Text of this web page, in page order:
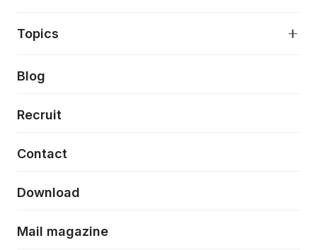
モダナイゼーション
特徴量エンジニアリングと生成AI
デザインシステム構築支援
フロントエンド開発
About
当社が目指しているもの
Topics
Press release
News
Event/Seminer
Blog
Recruit
Contact
Download
Mail magazine